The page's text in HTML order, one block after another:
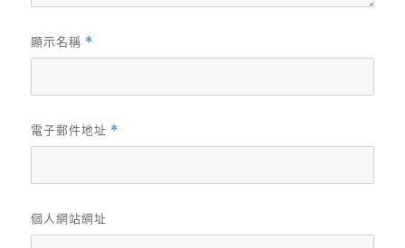
顯示名稱 *
電子郵件地址 *
個人網站網址